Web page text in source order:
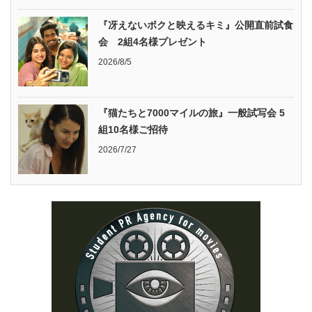
『冴えないボクと映えるキミ』公開直前試食
会 2組4名様プレゼント
2026/8/5
『猫たちと7000マイルの旅』一般試写会 5
組10名様ご招待
2026/7/27